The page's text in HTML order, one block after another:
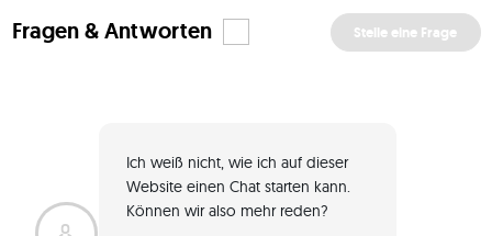
Fragen & Antworten Stelle eine Frage
Ich weiß nicht, wie ich auf dieser
Website einen Chat starten kann.
Können wir also mehr reden?